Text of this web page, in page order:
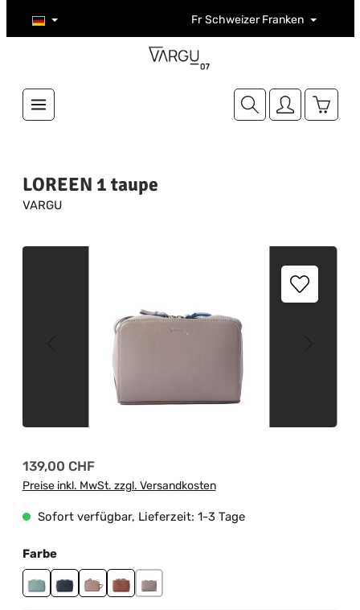
Zum Hauptinhalt springen Fr Schweizer Franken
LOREEN 1 taupe
VARGU
Bildergalerie überspringen
Regulärer Preis:
139,00 CHF
Preise inkl. MwSt. zzgl. Versandkosten
Sofort verfügbar, Lieferzeit: 1-3 Tage
Farbeauswählen
mint navypeach pastel
tan taupe